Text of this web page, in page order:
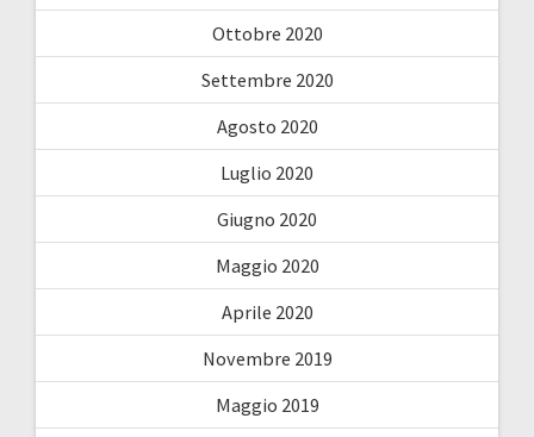
Ottobre 2020
Settembre 2020
Agosto 2020
Luglio 2020
Giugno 2020
Maggio 2020
Aprile 2020
Novembre 2019
Maggio 2019